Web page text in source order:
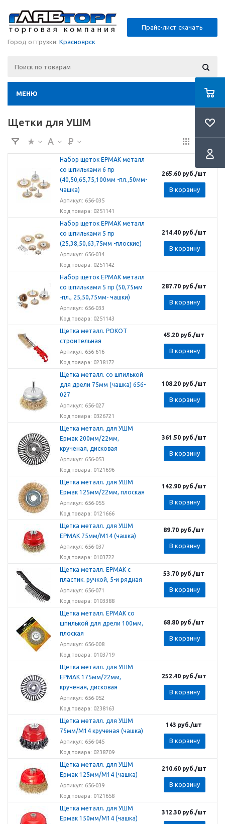
Прайс-лист скачать
Город отгрузки: Красноярск
МЕНЮ
Щетки для УШМ
Набор щеток ЕРМАК металл
со шпильками 6 пр
(40,50,65,75,100мм -пл.,50мм-
чашка)
Артикул: 656-035
Код товара: 0251141
265.60руб./шт
В корзину
Набор щеток ЕРМАК металл
со шпильками 5 пр
(25,38,50,63,75мм -плоские)
Артикул: 656-034
Код товара: 0251142
214.40руб./шт
В корзину
Набор щеток ЕРМАК металл
со шпильками 5 пр (50,75мм
-пл., 25,50,75мм- чашки)
Артикул: 656-033
Код товара: 0251143
287.70руб./шт
В корзину
Щетка металл. РОКОТ
строительная
Артикул: 656-616
Код товара: 0238172
45.20 руб./шт
В корзину
Щетка металл. со шпилькой
для дрели 75мм (чашка) 656-
027
Артикул: 656-027
Код товара: 0326721
108.20руб./шт
В корзину
Щетка металл. для УШМ
Ермак 200мм/22мм,
крученая, дисковая
Артикул: 656-053
Код товара: 0121696
361.50руб./шт
В корзину
Щетка металл. для УШМ
Ермак 125мм/22мм, плоская
Артикул: 656-055
Код товара: 0121666
142.90руб./шт
В корзину
Щетка металл. для УШМ
ЕРМАК 75мм/М14 (чашка)
Артикул: 656-037
Код товара: 0103722
89.70 руб./шт
В корзину
Щетка металл. ЕРМАК с
пластик. ручкой, 5-и рядная
Артикул: 656-071
Код товара: 0103388
53.70 руб./шт
В корзину
Щетка металл. ЕРМАК со
шпилькой для дрели 100мм,
плоская
Артикул: 656-008
Код товара: 0103719
68.80 руб./шт
В корзину
Щетка металл. для УШМ
ЕРМАК 175мм/22мм,
крученая, дисковая
Артикул: 656-052
Код товара: 0238163
252.40руб./шт
В корзину
Щетка металл. для УШМ
75мм/М14 крученая (чашка)
Артикул: 656-045
Код товара: 0238709
143 руб./шт
В корзину
Щетка металл. для УШМ
Ермак 125мм/М14 (чашка)
Артикул: 656-039
Код товара: 0121658
210.60руб./шт
В корзину
Щетка металл. для УШМ
Ермак 150мм/М14 (чашка)
312.30руб./шт